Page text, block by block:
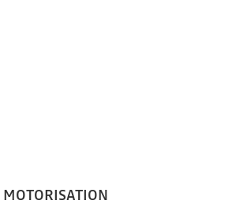
MOTORISATION